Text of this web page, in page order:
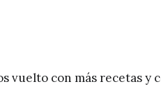
vuelto con más recetas y